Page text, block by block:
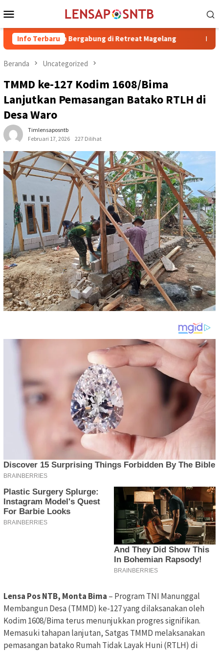
ke
Mobile
Info Terbaru
Irfan Bergabung di Retreat Magelang Rutan Kelas IIB
Beranda Uncategorized
TMMD ke-127 Kodim 1608/Bima
Lanjutkan Pemasangan Batako RTLH di
Desa Waro
Timlensaposntb
Februari 17, 2026
227 Dilihat
Lensa Pos NTB, Monta Bima – Program TNI Manunggal
Membangun Desa (TMMD) ke-127 yang dilaksanakan oleh
Kodim 1608/Bima terus menunjukkan progres signifikan.
Memasuki tahapan lanjutan, Satgas TMMD melaksanakan
pemasangan batako Rumah Tidak Layak Huni (RTLH) di